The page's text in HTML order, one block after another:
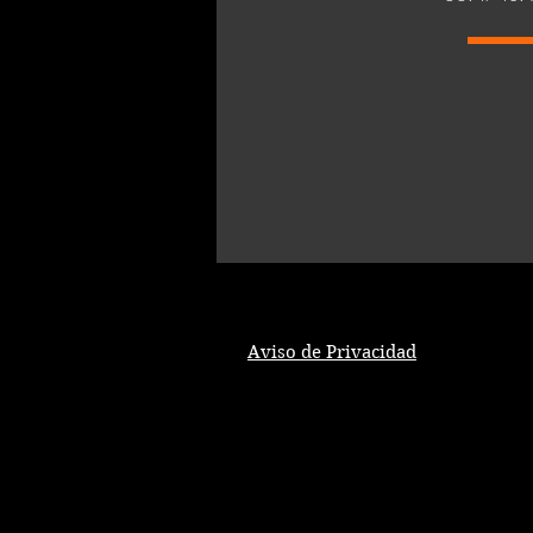
Aviso de Privacidad